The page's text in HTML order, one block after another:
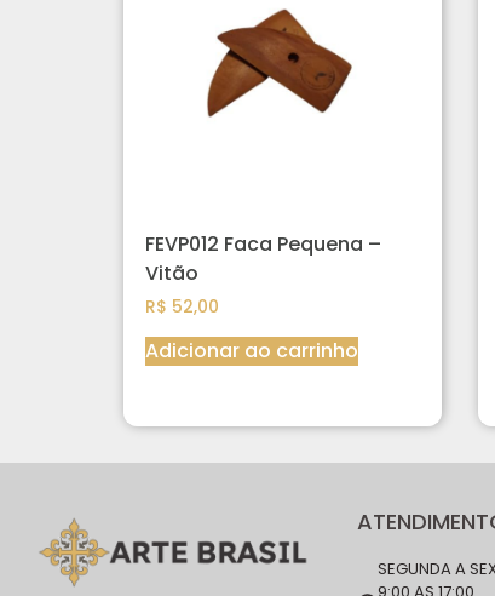
FEVP012 Faca Pequena –
Vitão
R$ 52,00
Adicionar ao carrinho
SEGUNDA A